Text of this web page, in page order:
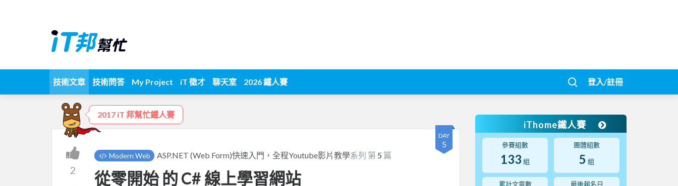
技術文章 技術問答 My Project iT 徵才 聊天室 2026 鐵人賽 登入/註冊
2017 iT 邦幫忙鐵人賽
DAY
5
2
Modern Web ASP.NET (Web Form)快速入門，全程Youtube影片教學系列 第 5 篇
從零開始 的 C# 線上學習網站
iThome鐵人賽
參賽組數
133 組
團體組數
5 組
累計文章數 最後報名日